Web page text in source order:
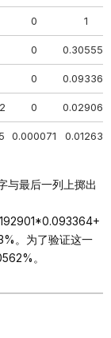
0 1
0 0.305556
0 0.093364
0 0.029064
0.000071 0.012631
与最后一列上掷出
。为了验证这一
。